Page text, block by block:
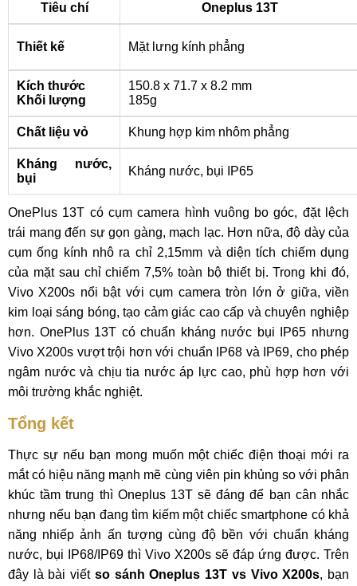
Tiêu chí Oneplus 13T
Thiết kế Mặt lưng kính phẳng
Kích thước
Khối lượng
150.8 x 71.7 x 8.2 mm
185g
Chất liệu vỏ Khung hợp kim nhôm phẳng
Kháng nước,
bụi
Kháng nước, bụi IP65
OnePlus 13T có cụm camera hình vuông bo góc, đặt lệch
trái mang đến sự gọn gàng, mạch lạc. Hơn nữa, độ dày của
cụm ống kính nhô ra chỉ 2,15mm và diện tích chiếm dụng
của mặt sau chỉ chiếm 7,5% toàn bộ thiết bị. Trong khi đó,
Vivo X200s nổi bật với cụm camera tròn lớn ở giữa, viền
kim loại sáng bóng, tạo cảm giác cao cấp và chuyên nghiệp
hơn. OnePlus 13T có chuẩn kháng nước bụi IP65 nhưng
Vivo X200s vượt trội hơn với chuẩn IP68 và IP69, cho phép
ngâm nước và chịu tia nước áp lực cao, phù hợp hơn với
môi trường khắc nghiệt.
Tổng kết
Thực sự nếu bạn mong muốn một chiếc điện thoại mới ra
mắt có hiệu năng mạnh mẽ cùng viên pin khủng so với phân
khúc tầm trung thì Oneplus 13T sẽ đáng để bạn cân nhắc
nhưng nếu bạn đang tìm kiếm một chiếc smartphone có khả
năng nhiếp ảnh ấn tượng cùng độ bền với chuẩn kháng
nước, bụi IP68/IP69 thì Vivo X200s sẽ đáp ứng được. Trên
đây là bài viếtso sánh Oneplus 13T vs Vivo X200s, bạn